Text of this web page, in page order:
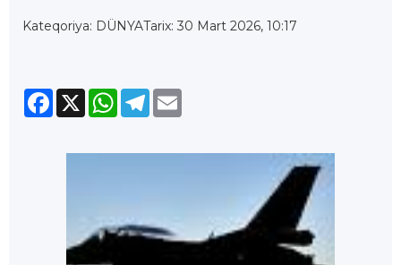
Kateqoriya: DÜNYATarix: 30 Mart 2026, 10:17
Facebook
X WhatsApp
Telegram